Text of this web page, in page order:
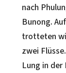
nach
Bunong.
trotteten
zwei
Lung in der